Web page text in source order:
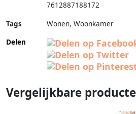
7612887188172
Tags
Wonen, Woonkamer
Delen
Vergelijkbare